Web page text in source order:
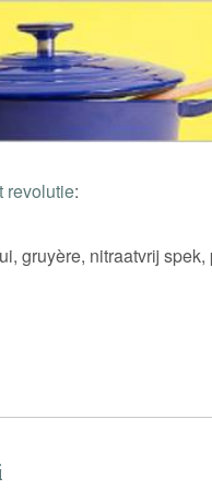
revolutie:
gruyère, nitraatvrij